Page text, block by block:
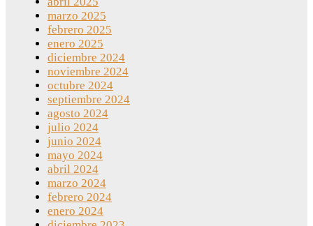
marzo 2025
febrero 2025
enero 2025
diciembre 2024
noviembre 2024
octubre 2024
septiembre 2024
agosto 2024
julio 2024
junio 2024
mayo 2024
abril 2024
marzo 2024
febrero 2024
enero 2024